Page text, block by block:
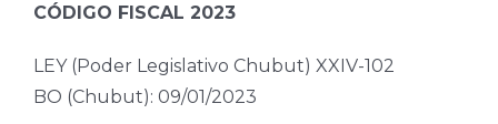
CÓDIGO FISCAL 2023
LEY (Poder Legislativo Chubut) XXIV-102
BO (Chubut): 09/01/2023